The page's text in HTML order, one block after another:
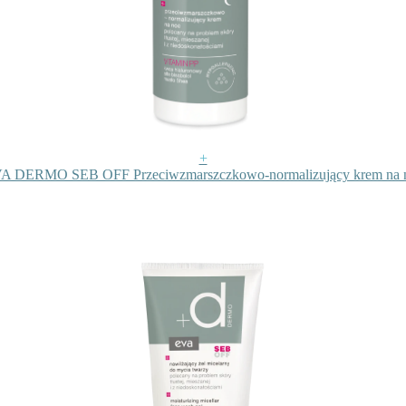
+
DERMO SEB OFF Przeciwzmarszczkowo-normalizujący krem na